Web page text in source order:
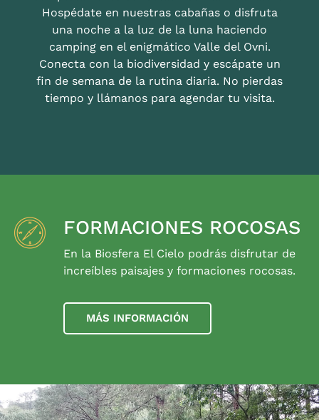
Hospédate en nuestras cabañas o disfruta
una noche a la luz de la luna haciendo
camping en el enigmático Valle del Ovni.
Conecta con la biodiversidad y escápate un
fin de semana de la rutina diaria. No pierdas
tiempo y llámanos para agendar tu visita.
FORMACIONES ROCOSAS
En la Biosfera El Cielo podrás disfrutar de
increíbles paisajes y formaciones rocosas.
MÁS INFORMACIÓN